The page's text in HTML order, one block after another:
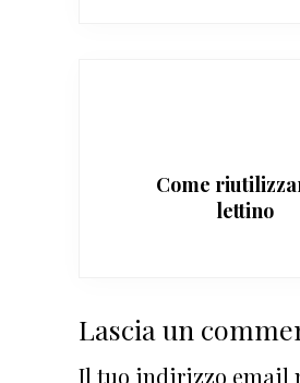
Come
lettino
Interazioni
del
Lascia un
Il tuo indirizzo email